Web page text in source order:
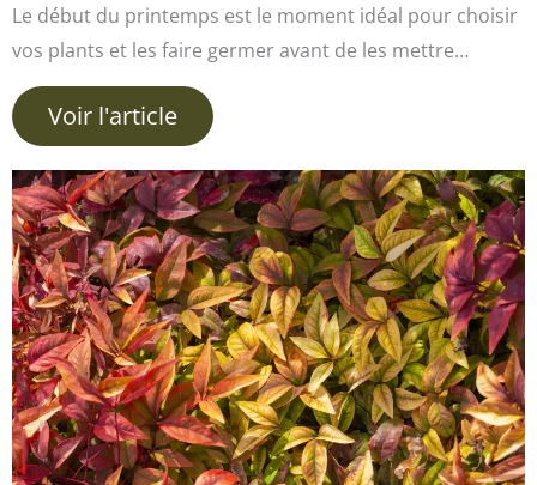
Le début du printemps est le moment idéal pour choisir
vos plants et les faire germer avant de les mettre…
Voir l'article